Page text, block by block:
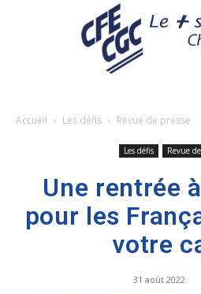
Accueil Les défis Revue de presse
Les défis Revue
Une rentrée
pour les
votre
31 août 2022